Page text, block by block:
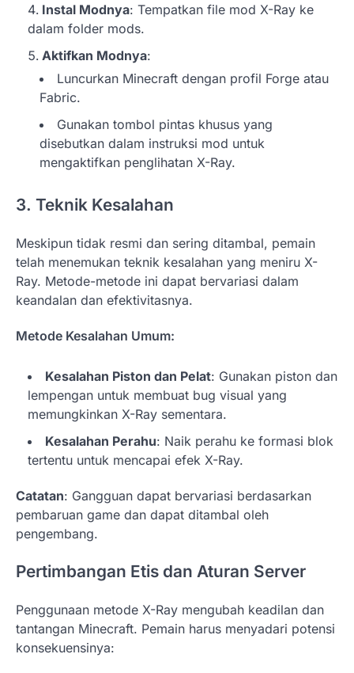
Instal Modnya: Tempatkan file mod X-Ray ke
dalam folder mods.
Aktifkan Modnya:
Luncurkan Minecraft dengan profil Forge atau
Fabric.
Gunakan tombol pintas khusus yang
disebutkan dalam instruksi mod untuk
mengaktifkan penglihatan X-Ray.
3. Teknik Kesalahan
Meskipun tidak resmi dan sering ditambal, pemain
telah menemukan teknik kesalahan yang meniru X-
Ray. Metode-metode ini dapat bervariasi dalam
keandalan dan efektivitasnya.
Metode Kesalahan Umum:
Kesalahan Piston dan Pelat: Gunakan piston dan
lempengan untuk membuat bug visual yang
memungkinkan X-Ray sementara.
Kesalahan Perahu: Naik perahu ke formasi blok
tertentu untuk mencapai efek X-Ray.
Catatan: Gangguan dapat bervariasi berdasarkan
pembaruan game dan dapat ditambal oleh
pengembang.
Pertimbangan Etis dan Aturan Server
Penggunaan metode X-Ray mengubah keadilan dan
tantangan Minecraft. Pemain harus menyadari potensi
konsekuensinya: